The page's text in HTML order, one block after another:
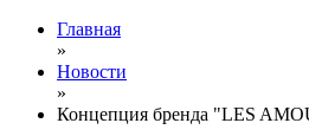
Главная
»
Новости
»
Концепция бренда "LES